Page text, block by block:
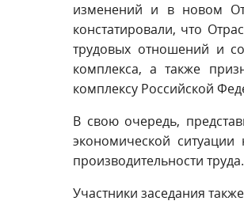
изменений и в новом
констатировали, что
трудовых отношений и
комплекса, а также
комплексу Российской
В свою очередь,
экономической
производительности труда.
Участники заседания